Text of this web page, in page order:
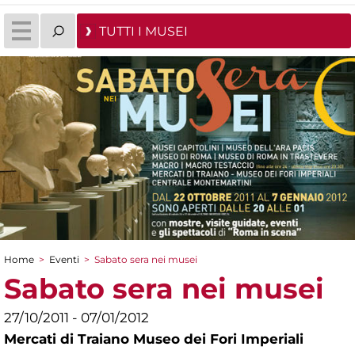
TUTTI I MUSEI
Tu sei qui
Home > Eventi > Sabato sera nei musei
Sabato sera nei musei
27/10/2011 - 07/01/2012
Mercati di Traiano Museo dei Fori Imperiali